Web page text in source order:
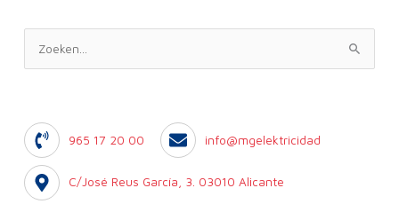
e
n
:
965 17 20 00 info@mgelektricidad
C/José Reus García, 3. 03010 Alicante